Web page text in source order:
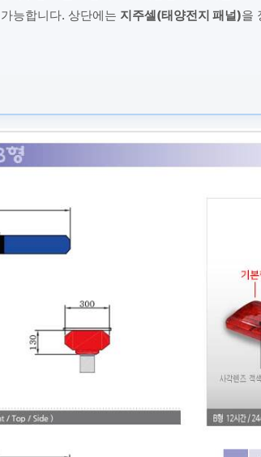
능합니다. 상단에는 지주셀(태양전지 패널)을